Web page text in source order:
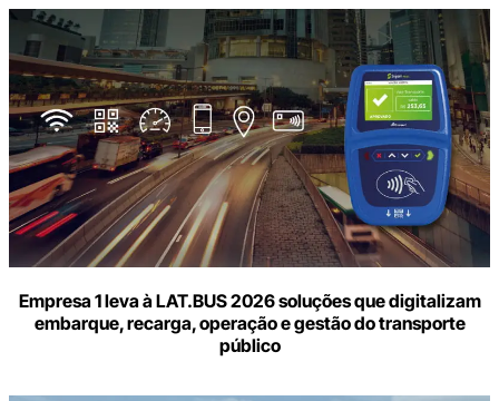
Empresa 1 leva à LAT.BUS 2026 soluções que digitalizam
embarque, recarga, operação e gestão do transporte
público